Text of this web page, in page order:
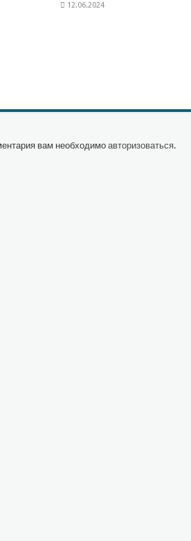
12.06.2024
вам необходимоавторизоваться.